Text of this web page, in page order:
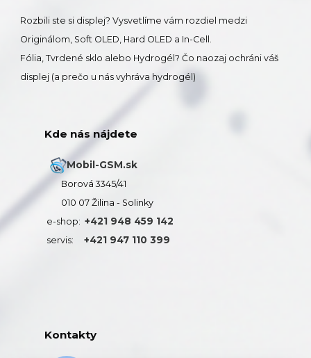
Rozbili ste si displej? Vysvetlíme vám rozdiel medzi
Originálom, Soft OLED, Hard OLED a In-Cell.
Fólia, Tvrdené sklo alebo Hydrogél? Čo naozaj ochráni váš
displej (a prečo u nás vyhráva hydrogél)
Kde nás nájdete
Mobil-GSM.sk
Borová 3345/41
010 07 Žilina - Solinky
e-shop: +421 948 459 142
servis: +421 947 110 399
Kontakty